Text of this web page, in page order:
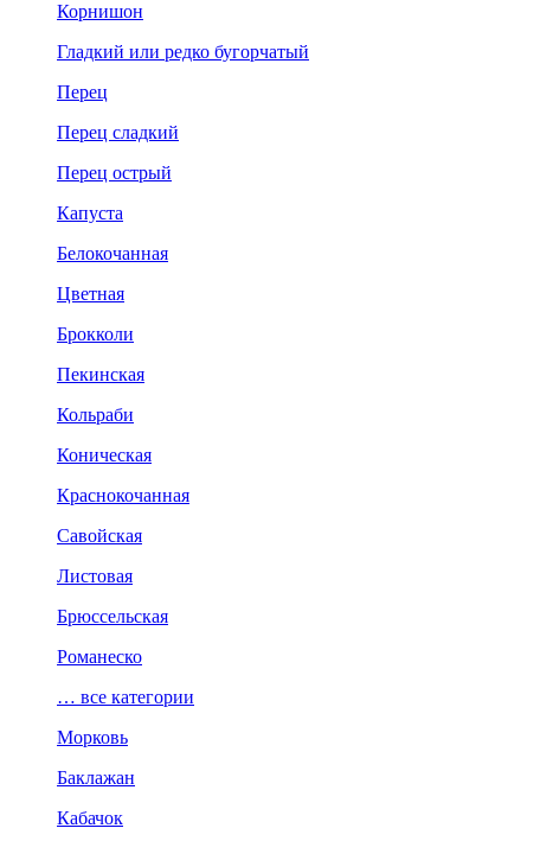
Корнишон
Гладкий или редко бугорчатый
Перец
Перец сладкий
Перец острый
Капуста
Белокочанная
Цветная
Брокколи
Пекинская
Кольраби
Коническая
Краснокочанная
Савойская
Листовая
Брюссельская
Романеско
… все категории
Морковь
Баклажан
Кабачок